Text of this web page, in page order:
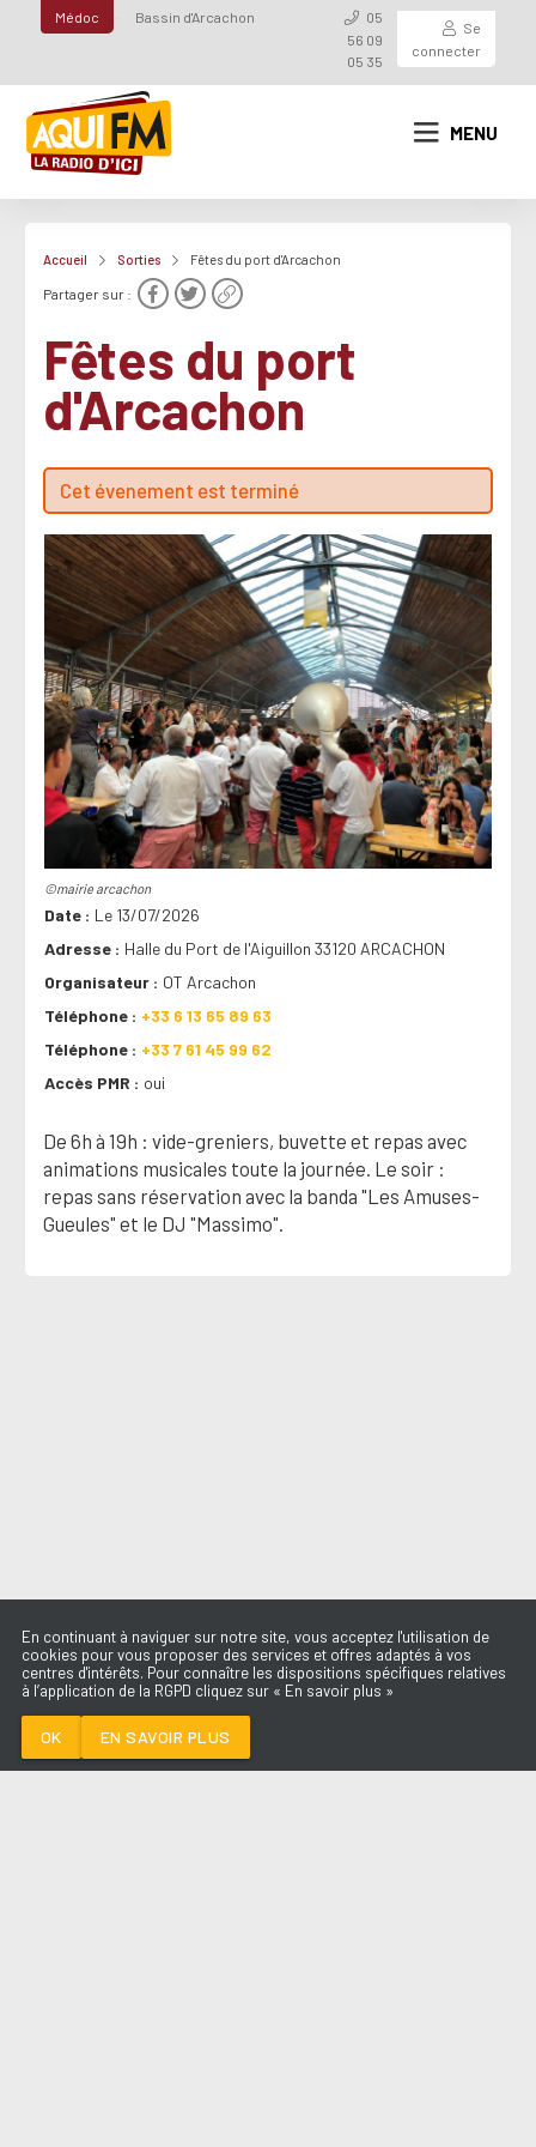
Médoc Bassin d'Arcachon
05
56 09
05 35
Se
connecter
MENU
Accueil Sorties Fêtes du port d'Arcachon
Partager sur :
Fêtes du port
d'Arcachon
Cet évenement est terminé
©mairie arcachon
Date
Le 13/07/2026
Adresse
Halle du Port de l'Aiguillon 33120 ARCACHON
Organisateur
OT Arcachon
Téléphone
+33 6 13 65 89 63
Téléphone
+33 7 61 45 99 62
Accès PMR
oui
De 6h à 19h : vide-greniers, buvette et repas avec
animations musicales toute la journée. Le soir :
repas sans réservation avec la banda "Les Amuses-
Gueules" et le DJ "Massimo".
En continuant à naviguer sur notre site, vous acceptez l'utilisation de
cookies pour vous proposer des services et offres adaptés à vos
centres d'intérêts. Pour connaître les dispositions spécifiques relatives
à l’application de la RGPD cliquez sur « En savoir plus »
OK EN SAVOIR PLUS